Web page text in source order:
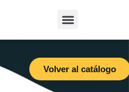
Volver al catálogo